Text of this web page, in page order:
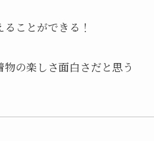
ことができる！
の楽しさ面白さだと思う